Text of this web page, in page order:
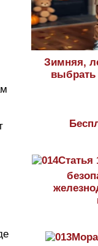
Зимняя,
Статья